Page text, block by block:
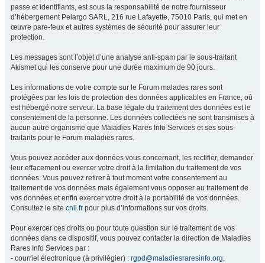
passe et identifiants, est sous la responsabilité de notre fournisseur
d’hébergement Pelargo SARL, 216 rue Lafayette, 75010 Paris, qui met en
œuvre pare-feux et autres systèmes de sécurité pour assurer leur
protection.
Les messages sont l’objet d’une analyse anti-spam par le sous-traitant
Akismet qui les conserve pour une durée maximum de 90 jours.
Les informations de votre compte sur le Forum malades rares sont
protégées par les lois de protection des données applicables en France, où
est hébergé notre serveur. La base légale du traitement des données est le
consentement de la personne. Les données collectées ne sont transmises à
aucun autre organisme que Maladies Rares Info Services et ses sous-
traitants pour le Forum maladies rares.
Vous pouvez accéder aux données vous concernant, les rectifier, demander
leur effacement ou exercer votre droit à la limitation du traitement de vos
données. Vous pouvez retirer à tout moment votre consentement au
traitement de vos données mais également vous opposer au traitement de
vos données et enfin exercer votre droit à la portabilité de vos données.
Consultez le site cnil.fr pour plus d’informations sur vos droits.
Pour exercer ces droits ou pour toute question sur le traitement de vos
données dans ce dispositif, vous pouvez contacter la direction de Maladies
Rares Info Services par :
- courriel électronique (à privilégier) : rgpd@maladiesraresinfo.org,